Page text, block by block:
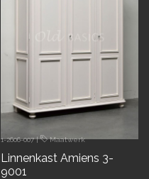
1-2606-007| Maatwerk
Linnenkast Amiens 3-
9001